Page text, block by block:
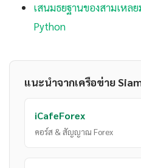
เสนมธยฐานของสามเห
Python
แนะนำจากเครือข่าย
iCafeForex
คอร์ส & สัญญาณ Forex